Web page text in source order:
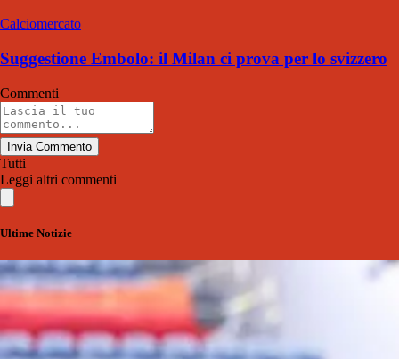
Calciomercato
Suggestione Embolo: il Milan ci prova per lo svizzero
Commenti
Invia Commento
Tutti
Leggi altri commenti
Ultime Notizie